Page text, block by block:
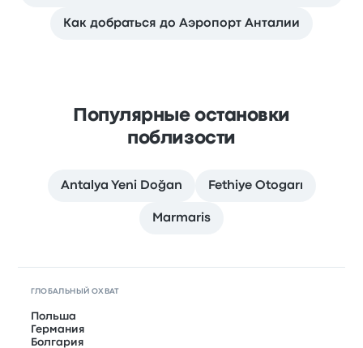
Как добраться до Аэропорт Анталии
Популярные остановки
поблизости
Antalya Yeni Doğan Fethiye Otogarı
Marmaris
ГЛОБАЛЬНЫЙ ОХВАТ
Польша
Германия
Болгария